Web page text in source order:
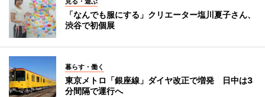
「なんでも服にする」クリエーター塩川夏子さん、
渋谷で初個展
暮らす・働く
東京メトロ「銀座線」ダイヤ改正で増発 日中は3
分間隔で運行へ